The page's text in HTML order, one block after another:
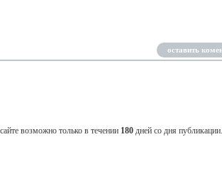
оставить
возможно только в течении 180дней со дня публикации.